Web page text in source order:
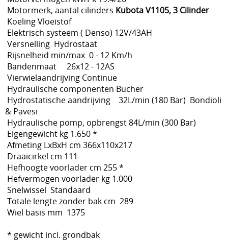
Motormerk, aantal cilinders Kubota V1105, 3 Cilinder
Koeling Vloeistof
Elektrisch systeem ( Denso) 12V/43AH
Versnelling Hydrostaat
Rijsnelheid min/max 0 - 12 Km/h
Bandenmaat 26x12 - 12AS
Vierwielaandrijving Continue
Hydraulische componenten Bucher
Hydrostatische aandrijving 32L/min (180 Bar) Bondioli
& Pavesi
Hydraulische pomp, opbrengst 84L/min (300 Bar)
Eigengewicht kg 1.650 *
Afmeting LxBxH cm 366x110x217
Draaicirkel cm 111
Hefhoogte voorlader cm 255 *
Hefvermogen voorlader kg 1.000
Snelwissel Standaard
Totale lengte zonder bak cm 289
Wiel basis mm 1375
* gewicht incl. grondbak